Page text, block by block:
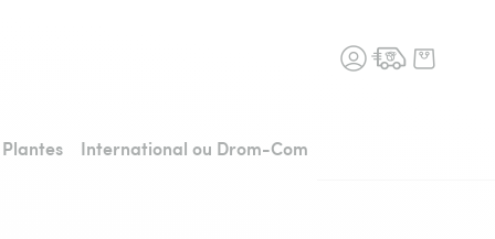
Plantes International ou Drom-Com